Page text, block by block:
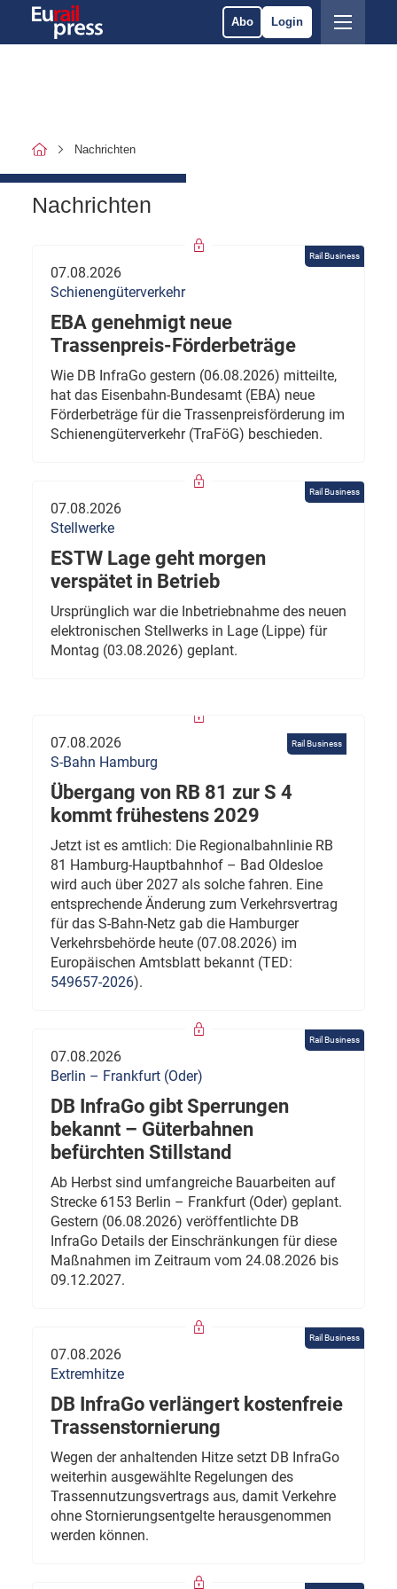
Abo Login
Nachrichten
Nachrichten
Rail Business
07.08.2026
Schienengüterverkehr
EBA genehmigt neue
Trassenpreis-Förderbeträge
Wie DB InfraGo gestern (06.08.2026) mitteilte,
hat das Eisenbahn-Bundesamt (EBA) neue
Förderbeträge für die Trassenpreisförderung im
Schienengüterverkehr (TraFöG) beschieden.
Rail Business
07.08.2026
Stellwerke
ESTW Lage geht morgen
verspätet in Betrieb
Ursprünglich war die Inbetriebnahme des neuen
elektronischen Stellwerks in Lage (Lippe) für
Montag (03.08.2026) geplant.
Rail Business
07.08.2026
S-Bahn Hamburg
Übergang von RB 81 zur S 4
kommt frühestens 2029
Jetzt ist es amtlich: Die Regionalbahnlinie RB
81 Hamburg-Hauptbahnhof – Bad Oldesloe
wird auch über 2027 als solche fahren. Eine
entsprechende Änderung zum Verkehrsvertrag
für das S-Bahn-Netz gab die Hamburger
Verkehrsbehörde heute (07.08.2026) im
Europäischen Amtsblatt bekannt (TED:
549657-2026).
Rail Business
07.08.2026
Berlin – Frankfurt (Oder)
DB InfraGo gibt Sperrungen
bekannt – Güterbahnen
befürchten Stillstand
Ab Herbst sind umfangreiche Bauarbeiten auf
Strecke 6153 Berlin – Frankfurt (Oder) geplant.
Gestern (06.08.2026) veröffentlichte DB
InfraGo Details der Einschränkungen für diese
Maßnahmen im Zeitraum vom 24.08.2026 bis
09.12.2027.
Rail Business
07.08.2026
Extremhitze
DB InfraGo verlängert kostenfreie
Trassenstornierung
Wegen der anhaltenden Hitze setzt DB InfraGo
weiterhin ausgewählte Regelungen des
Trassennutzungsvertrags aus, damit Verkehre
ohne Stornierungsentgelte herausgenommen
werden können.